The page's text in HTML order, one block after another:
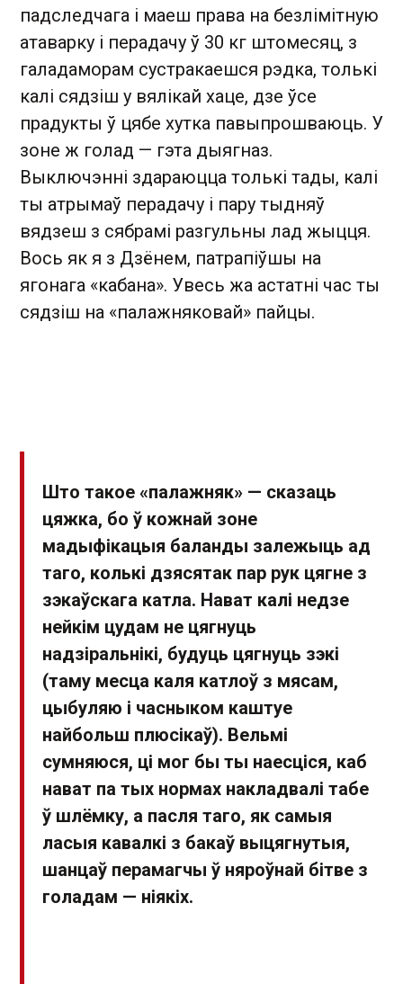
падследчага і маеш права на безлімітную
атаварку і перадачу ў 30 кг штомесяц, з
галадаморам сустракаешся рэдка, толькі
калі сядзіш у вялікай хаце, дзе ўсе
прадукты ў цябе хутка павыпрошваюць. У
зоне ж голад — гэта дыягназ.
Выключэнні здараюцца толькі тады, калі
ты атрымаў перадачу і пару тыдняў
вядзеш з сябрамі разгульны лад жыцця.
Вось як я з Дзёнем, патрапіўшы на
ягонага «кабана». Увесь жа астатні час ты
сядзіш на «палажняковай» пайцы.
Што такое «палажняк» — сказаць
цяжка, бо ў кожнай зоне
мадыфікацыя баланды залежыць ад
таго, колькі дзясятак пар рук цягне з
зэкаўскага катла. Нават калі недзе
нейкім цудам не цягнуць
надзіральнікі, будуць цягнуць зэкі
(таму месца каля катлоў з мясам,
цыбуляю і часныком каштуе
найбольш плюсікаў). Вельмі
сумняюся, ці мог бы ты наесціся, каб
нават па тых нормах накладвалі табе
ў шлёмку, а пасля таго, як самыя
ласыя кавалкі з бакаў выцягнутыя,
шанцаў перамагчы ў няроўнай бітве з
голадам — ніякіх.